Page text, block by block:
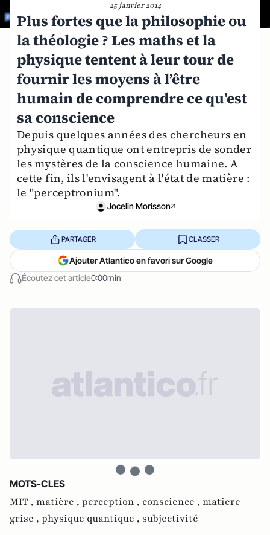
25 janvier 2014
Plus fortes que la philosophie ou
la théologie ? Les maths et la
physique tentent à leur tour de
fournir les moyens à l’être
humain de comprendre ce qu’est
sa conscience
Depuis quelques années des chercheurs en
physique quantique ont entrepris de sonder
les mystères de la conscience humaine. A
cette fin, ils l'envisagent à l'état de matière :
le "perceptronium".
Jocelin Morisson
Écoutez cet article0:00min
PARTAGER CLASSER
Ajouter Atlantico en favori sur Google
MOTS-CLES
MIT , matière , perception , conscience , matiere
grise , physique quantique , subjectivité